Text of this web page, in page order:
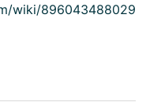
wiki/896043488029